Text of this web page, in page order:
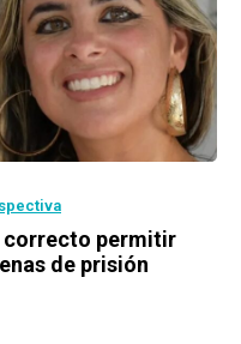
correcto permitir
de prisión